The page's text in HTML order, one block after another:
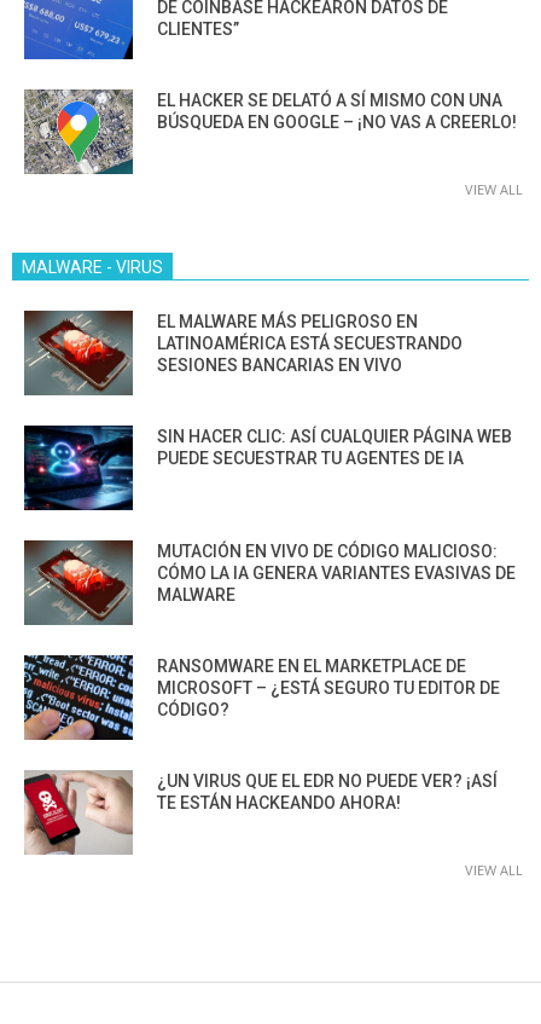
DE COINBASE HACKEARON DATOS DE
CLIENTES”
EL HACKER SE DELATÓ A SÍ MISMO CON UNA
BÚSQUEDA EN GOOGLE – ¡NO VAS A CREERLO!
VIEW ALL
MALWARE - VIRUS
EL MALWARE MÁS PELIGROSO EN
LATINOAMÉRICA ESTÁ SECUESTRANDO
SESIONES BANCARIAS EN VIVO
SIN HACER CLIC: ASÍ CUALQUIER PÁGINA WEB
PUEDE SECUESTRAR TU AGENTES DE IA
MUTACIÓN EN VIVO DE CÓDIGO MALICIOSO:
CÓMO LA IA GENERA VARIANTES EVASIVAS DE
MALWARE
RANSOMWARE EN EL MARKETPLACE DE
MICROSOFT – ¿ESTÁ SEGURO TU EDITOR DE
CÓDIGO?
¿UN VIRUS QUE EL EDR NO PUEDE VER? ¡ASÍ
TE ESTÁN HACKEANDO AHORA!
VIEW ALL